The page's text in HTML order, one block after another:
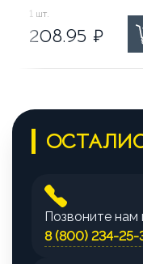
208.95
1 шт.
208.95 ₽
Позвоните нам
8 (800) 234-25-